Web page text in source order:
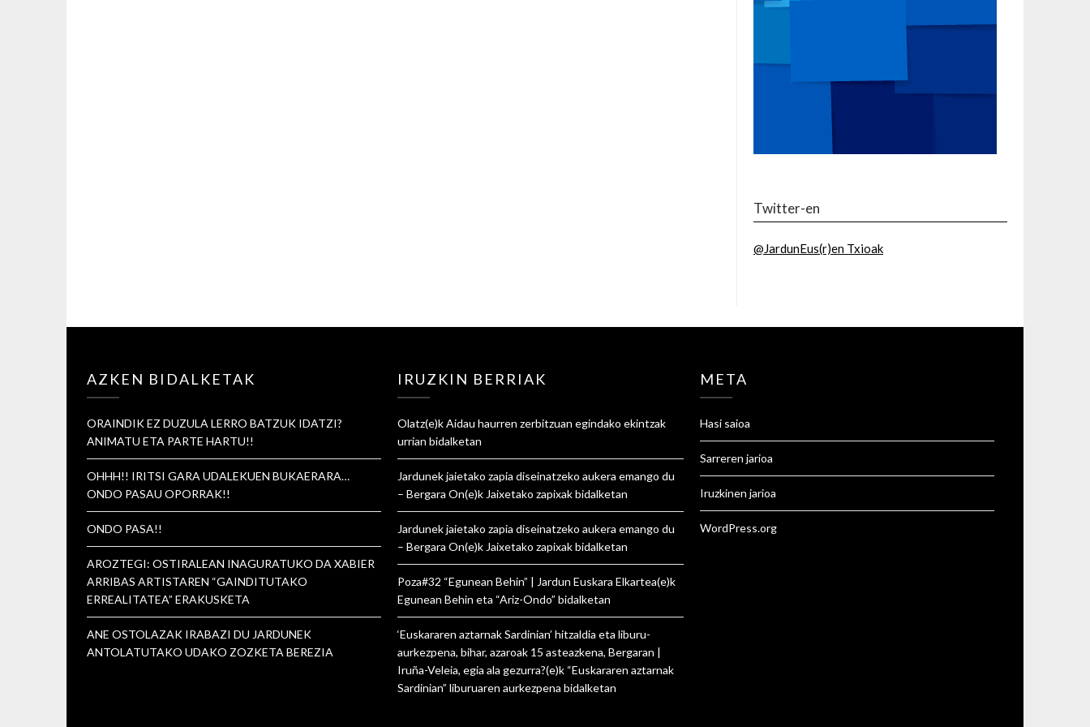
Twitter-en
@JardunEus(r)en Txioak
AZKEN BIDALKETAK
ORAINDIK EZ DUZULA LERRO BATZUK IDATZI?
ANIMATU ETA PARTE HARTU!!
OHHH!! IRITSI GARA UDALEKUEN BUKAERARA…
ONDO PASAU OPORRAK!!
ONDO PASA!!
AROZTEGI: OSTIRALEAN INAGURATUKO DA XABIER
ARRIBAS ARTISTAREN “GAINDITUTAKO
ERREALITATEA” ERAKUSKETA
ANE OSTOLAZAK IRABAZI DU JARDUNEK
ANTOLATUTAKO UDAKO ZOZKETA BEREZIA
IRUZKIN BERRIAK
Olatz(e)kAidau haurren zerbitzuan egindako ekintzak
urrian bidalketan
Jardunek jaietako zapia diseinatzeko aukera emango du
– Bergara On(e)k Jaixetako zapixakbidalketan
Jardunek jaietako zapia diseinatzeko aukera emango du
– Bergara On(e)k Jaixetako zapixakbidalketan
Poza#32 “Egunean Behin” | Jardun Euskara Elkartea(e)k
Egunean Behin eta “Ariz-Ondo” bidalketan
‘Euskararen aztarnak Sardinian’ hitzaldia eta liburu-
aurkezpena, bihar, azaroak 15 asteazkena, Bergaran |
Iruña-Veleia, egia ala gezurra?(e)k “Euskararen aztarnak
Sardinian” liburuaren aurkezpena bidalketan
META
Hasi saioa
Sarreren jarioa
Iruzkinen jarioa
WordPress.org